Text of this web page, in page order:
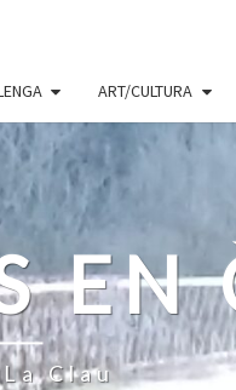
ART/CULTURA
EN
Clau